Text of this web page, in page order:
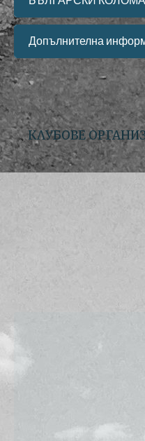
Допълнителна
КЛУБОВЕ